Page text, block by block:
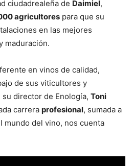
ciudadrealeña de Daimiel,
agricultores para que su
en las mejores
maduración.
en vinos de calidad,
de sus viticultores y
director de Enología, Toni
carrera profesional, sumada a
mundo del vino, nos cuenta